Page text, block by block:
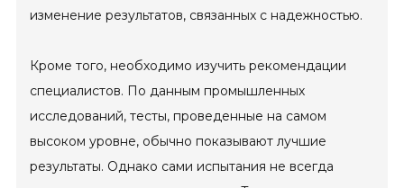
изменение результатов, связанных с надежностью.
Кроме того, необходимо изучить рекомендации
специалистов. По данным промышленных
исследований, тесты, проведенные на самом
высоком уровне, обычно показывают лучшие
результаты. Однако сами испытания не всегда